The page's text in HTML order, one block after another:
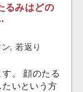
るみはどの
,若返り
。 顔のたる
いという方